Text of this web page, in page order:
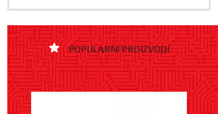
POPULARNI PROIZVODI